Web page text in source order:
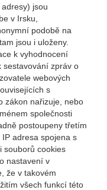
jsou
v Irsku,
podobě na
jsou i uloženy.
k vyhodnocení
sestavování zpráv o
webových
s
zákon nařizuje, nebo
společnosti
postoupeny třetím
adresa spojena s
souborů cookies
nastavení v
že v takovém
všech funkcí této